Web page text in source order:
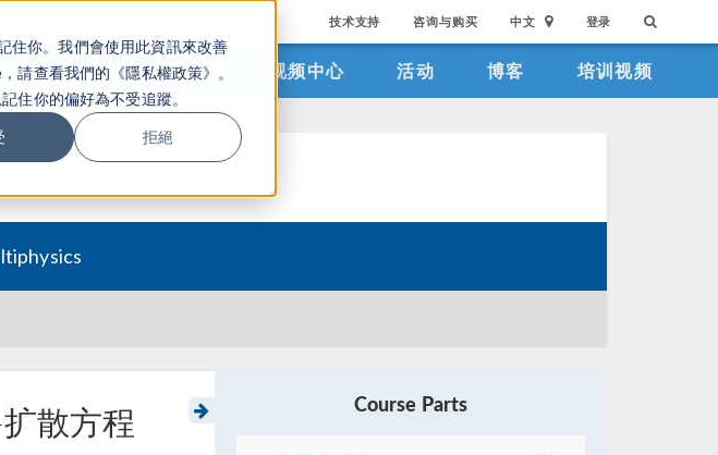
住你。我們會使用此資訊來改善
請查看我們的《隱私權政策》。
住你的偏好為不受追蹤。
拒絕
技术支持 咨询与购买 中文 登录
产品 行业应用 视频中心 活动 博客 培训视频
散方程 Course Parts